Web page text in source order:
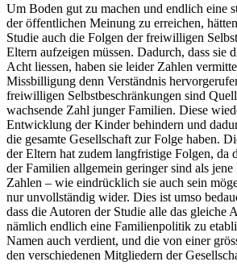
Um Boden gut zu machen und endlich eine
der öffentlichen Meinung zu erreichen,
Studie auch die Folgen der freiwilligen
Eltern aufzeigen müssen. Dadurch, dass sie
Acht liessen, haben sie leider Zahlen
Missbilligung denn Verständnis
freiwilligen Selbstbeschränkungen sind
wachsende Zahl junger Familien. Diese
Entwicklung der Kinder behindern und
die gesamte Gesellschaft zur Folge haben.
der Eltern hat zudem langfristige Folgen, da
der Familien allgemein geringer sind als
Zahlen – wie eindrücklich sie auch sein
nur unvollständig wider. Dies ist umso
dass die Autoren der Studie alle das gleiche
nämlich endlich eine Familienpolitik zu
Namen auch verdient, und die von einer
den verschiedenen Mitgliedern der